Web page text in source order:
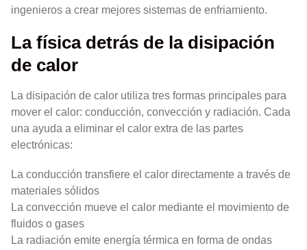
ingenieros a crear mejores sistemas de enfriamiento.
La física detrás de la disipación
de calor
La disipación de calor utiliza tres formas principales para
mover el calor: conducción, convección y radiación. Cada
una ayuda a eliminar el calor extra de las partes
electrónicas:
La conducción transfiere el calor directamente a través de
materiales sólidos
La convección mueve el calor mediante el movimiento de
fluidos o gases
La radiación emite energía térmica en forma de ondas